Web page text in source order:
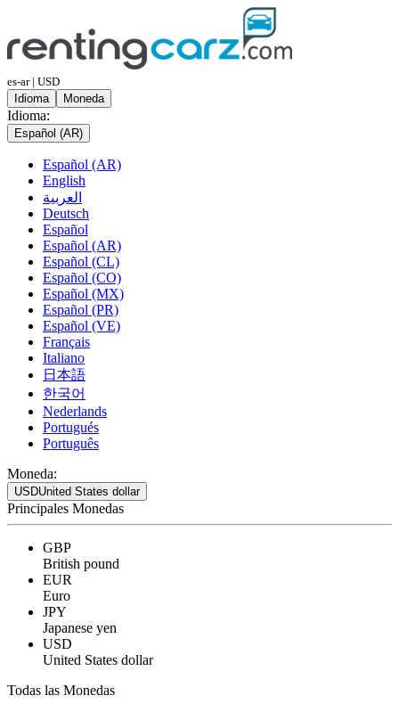
es-ar | USD
Idioma
Moneda
Idioma:
Español (AR)
Español (AR)
English
العربية
Deutsch
Español
Español (AR)
Español (CL)
Español (CO)
Español (MX)
Español (PR)
Español (VE)
Français
Italiano
日本語
한국어
Nederlands
Portugués
Português
Moneda:
USDUnited States dollar
Principales Monedas
GBP
British pound
EUR
Euro
JPY
Japanese yen
USD
United States dollar
Todas las Monedas